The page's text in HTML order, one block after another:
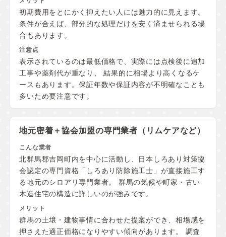
初期費用をとにかく抑えたい人には魅力的に見えます。
条件が合えば、部分的な処理だけを安く済ませられる場
合もあります。
表示されているのは最低価格で、実際には点検後に追加
工事や薬剤代が重なり、 結果的に相場より高くなるケ
ースもあります。保証年数や保証内容が不明確なことも
多いため要注意です。
地元密着＋協会加盟の専門業者（リムケアなど）
北群馬郡吉岡町内を中心に活動し、日本しろあり対策協
会認定の専門資格「しろあり防除施工士」が直接施工す
る地元のシロアリ専門業者。 群馬の気候や町家・古い
木造住宅の構造に詳しいのが強みです。
群馬の土壌・建物事情に合わせた提案ができ、相場感を
押さえた適正価格になりやすい傾向があります。 調査